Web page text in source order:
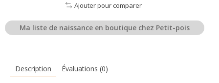
Ajouter pour comparer
Ma liste de naissance en boutique chez Petit-pois
Description Évaluations (0)